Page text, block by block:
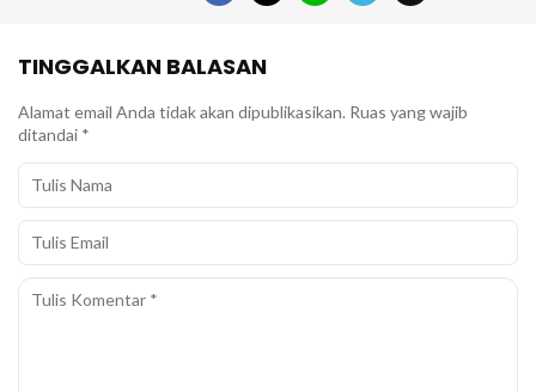
TINGGALKAN BALASAN
Alamat email Anda tidak akan dipublikasikan. Ruas yang wajib
ditandai *